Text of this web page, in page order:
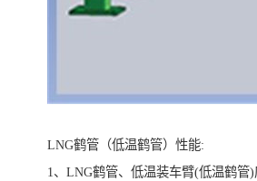
LNG鹤管（低温鹤管）性能:
1、LNG鹤管、低温装车臂(低温鹤管